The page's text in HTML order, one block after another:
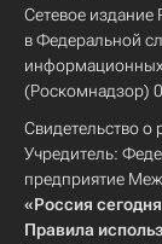
Сетевое издание
в Федеральной
(Роскомнадзор)
Свидетельство
Учредитель:
предприятие
«Россия
Правила